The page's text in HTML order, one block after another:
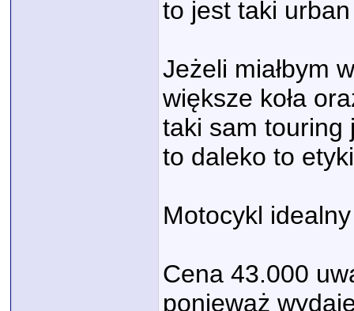
to jest taki
Jeżeli miałbym
większe koła
taki sam touring
to daleko to
Motocykl
Cena 43.000
ponieważ